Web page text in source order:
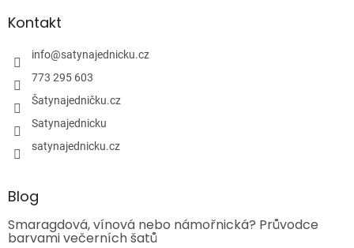
Kontakt
info@satynajednicku.cz
773 295 603
Šatynajedničku.cz
Satynajednicku
satynajednicku.cz
Blog
Smaragdová, vínová nebo námořnická? Průvodce
barvami večerních šatů